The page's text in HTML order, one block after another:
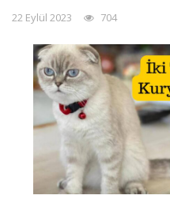
22 Eylül 2023 704